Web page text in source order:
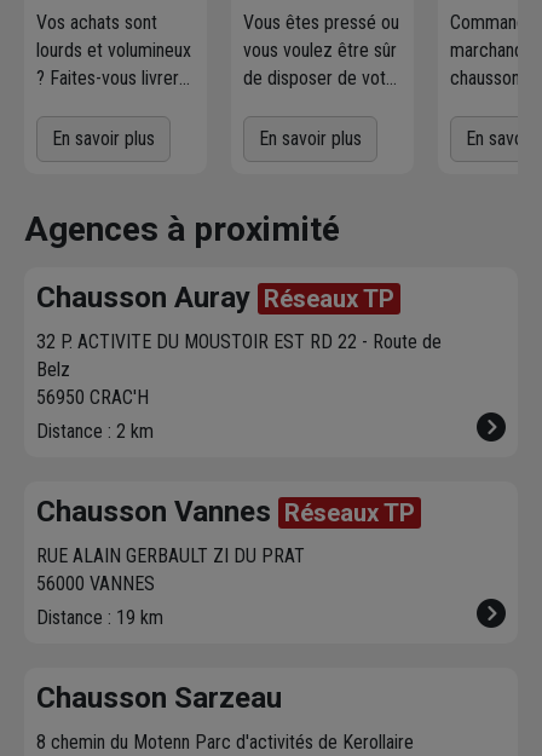
Vos achats sont
lourds et volumineux
? Faites-vous livrer
voulez! L'agence
Chausson qui
vous contacte pour
fixer le meilleur
livraison. Bonus :
Nous livrons jusqu'au
7ème étage.
En savoir plus
Vous êtes pressé ou
vous voulez être sûr
de disposer de votre
Commandez
directement les
dans votre agence
sur chausson.fr.
heure plus tard.
En savoir plus
l'agence
En savoir
Agences à proximité
Chausson Auray Réseaux TP
32 P. ACTIVITE DU MOUSTOIR EST RD 22 - Route de
Belz
56950 CRAC'H
Distance : 2 km
Chausson Vannes Réseaux TP
RUE ALAIN GERBAULT ZI DU PRAT
56000 VANNES
Distance : 19 km
Chausson Sarzeau
8 chemin du Motenn Parc d'activités de Kerollaire